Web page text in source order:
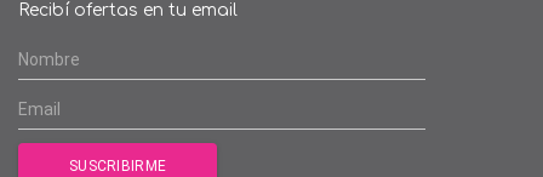
Recibí ofertas en tu email